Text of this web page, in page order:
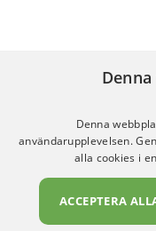
Denna
användarupplevelsen.
alla cookies i
ACCEPTERA